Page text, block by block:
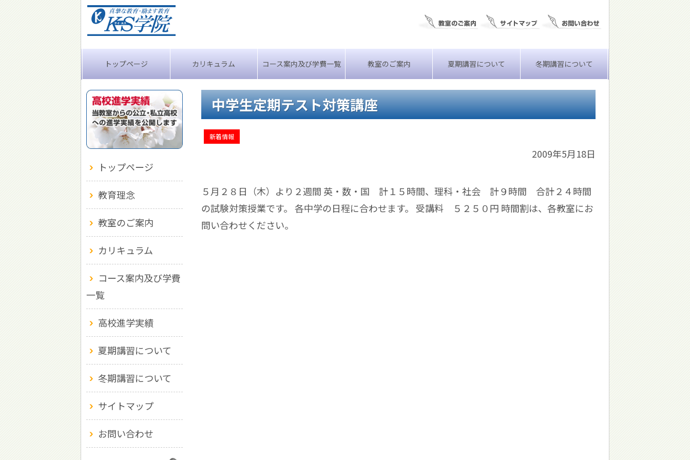
トップページ カリキュラム コース案内及び学費一覧 教室のご案内 夏期講習について 冬期講習について
中学生定期テスト対策講座
新着情報
2009年5月18日
５月２８日（木）より２週間 英・数・国 計１５時間、理科・社会 計９時間 合計２４時間
の試験対策授業です。 各中学の日程に合わせます。 受講料 ５２５０円 時間割は、各教室にお
問い合わせください。
トップページ
教育理念
教室のご案内
カリキュラム
コース案内及び学費
一覧
高校進学実績
夏期講習について
冬期講習について
サイトマップ
お問い合わせ